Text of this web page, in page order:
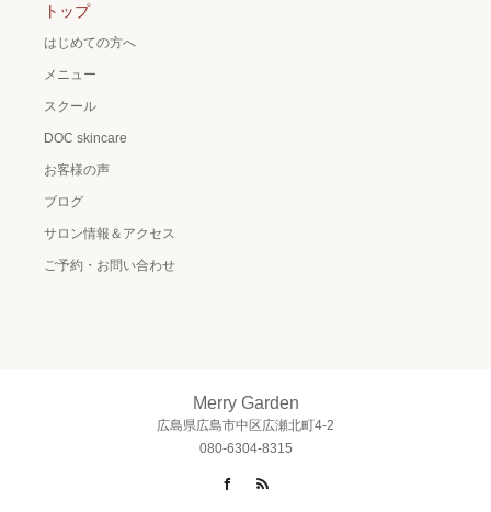
トップ
はじめての方へ
メニュー
スクール
DOC skincare
お客様の声
ブログ
サロン情報＆アクセス
ご予約・お問い合わせ
Merry Garden
広島県広島市中区広瀬北町4-2
080-6304-8315
Facebook